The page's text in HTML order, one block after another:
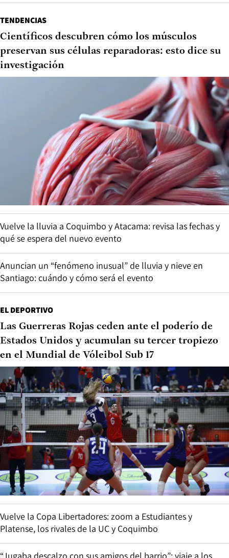
TENDENCIAS
Científicos descubren cómo los músculos
preservan sus células reparadoras: esto dice su
investigación
Vuelve la lluvia a Coquimbo y Atacama: revisa las fechas y
qué se espera del nuevo evento
Anuncian un “fenómeno inusual” de lluvia y nieve en
Santiago: cuándo y cómo será el evento
EL DEPORTIVO
Las Guerreras Rojas ceden ante el poderío de
Estados Unidos y acumulan su tercer tropiezo
en el Mundial de Vóleibol Sub 17
Vuelve la Copa Libertadores: zoom a Estudiantes y
Platense, los rivales de la UC y Coquimbo